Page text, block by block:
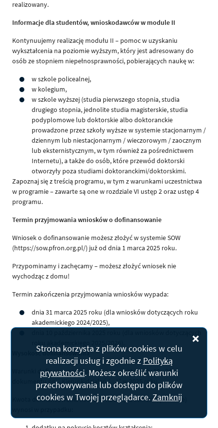
Strona korzysta z plikówcookies w celu
realizacji usług i zgodnie z Polityką
prywatności. Możesz określić warunki
przechowywania lub dostępu do plików
cookies w Twojej przeglądarce.Zamknij
realizowany.
Informacje dla studentów, wnioskodawców w module II
Kontynuujemy realizację modułu II – pomoc w uzyskaniu
wykształcenia na poziomie wyższym, który jest adresowany do
osób ze stopniem niepełnosprawności, pobierających naukę w:
w szkole policealnej,
w kolegium,
w szkole wyższej (studia pierwszego stopnia, studia
drugiego stopnia, jednolite studia magisterskie, studia
podyplomowe lub doktorskie albo doktoranckie
prowadzone przez szkoły wyższe w systemie stacjonarnym /
dziennym lub niestacjonarnym / wieczorowym / zaocznym
lub eksternistycznym, w tym również za pośrednictwem
Internetu), a także do osób, które przewód doktorski
otworzyły poza studiami doktoranckimi/doktorskimi.
Zapoznaj się z treścią programu, w tym z warunkami uczestnictwa
w programie – zawarte są one w rozdziale VI ustęp 2 oraz ustęp 4
programu.
Termin przyjmowania wniosków o dofinansowanie
Wniosek o dofinansowanie możesz złożyć w systemie SOW
(https://sow.pfron.org.pl/) już od dnia 1 marca 2025 roku.
Przypominamy i zachęcamy – możesz złożyć wniosek nie
wychodząc z domu!
Termin zakończenia przyjmowania wniosków wypada:
dnia 31 marca 2025 roku (dla wniosków dotyczących roku
akademickiego 2024/2025),
roku akademickiego 2025/2026).
Wysokość dofinansowania
Warunki dofinansowania opisane są w ustępach: 10 - 24
dokumentu pn. „Kierunkidziałań (…)” w 2025 roku.
Kwota dofinansowania kosztów nauki (na semestr/półrocze)